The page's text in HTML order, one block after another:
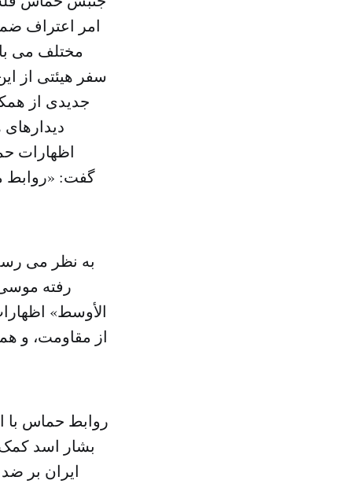
امر اعتراف
مختلف می
سفر هیئتی از
جدیدی از
اظهارات
گفت: «روابط
به نظر می
رفته
الأوسط»
از مقاومت، و
روابط حماس با
بشار اسد کمک
ایران بر